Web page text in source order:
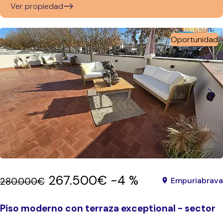
Ver propiedad
Oportunidad
280.000€ 267.500€ -4 % Empuriabrava
Piso moderno con terraza exceptional - sector